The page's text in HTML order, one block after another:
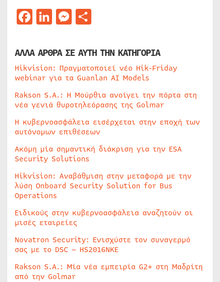
Facebook
LinkedIn
Messenger
ΑΛΛΑ ΑΡΘΡΑ ΣΕ ΑΥΤΗ ΤΗΝ ΚΑΤΗΓΟΡΙΑ
Hikvision: Πραγματοποιεί νέο Hik-Friday
webinar για τα Guanlan AI Models
Rakson S.A.: Η Μούρθια ανοίγει την πόρτα στη
νέα γενιά θυροτηλεόρασης της Golmar
Η κυβερνοασφάλεια εισέρχεται στην εποχή των
αυτόνομων επιθέσεων
Ακόμη μία σημαντική διάκριση για την ESA
Security Solutions
Hikvision: Αναβάθμιση στην μεταφορά με την
λύση Onboard Security Solution for Bus
Operations
Ειδικούς στην κυβερνοασφάλεια αναζητούν οι
μισές εταιρείες
Novatron Security: Ενισχύστε τον συναγερμό
σας με το DSC – HS2016NKE
Rakson S.A.: Μία νέα εμπειρία G2+ στη Μαδρίτη
από την Golmar